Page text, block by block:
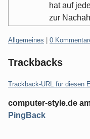
hat auf
zur
Kategorien:
Allgemeines 0
Trackbacks
Trackback-URL für diesen
computer-style.de
PingBack